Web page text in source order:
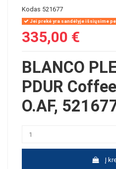
Kodas 521677
Jei prekė yra sandėlyje išsiųsime
335,00 €
BLANCO
PDUR
O.AF,
Į